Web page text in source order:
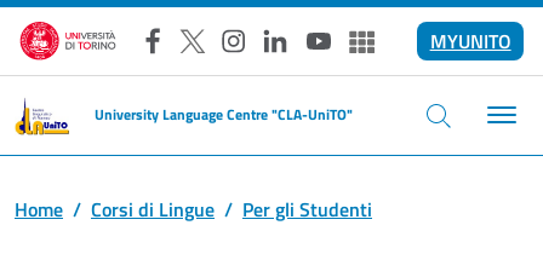
Skip to main content
Facebook
X Instagram
LinkedInYouTubeAltri social
MYUNITO
University Language Centre "CLA-UniTO"
Home Corsi di Lingue Per gli Studenti